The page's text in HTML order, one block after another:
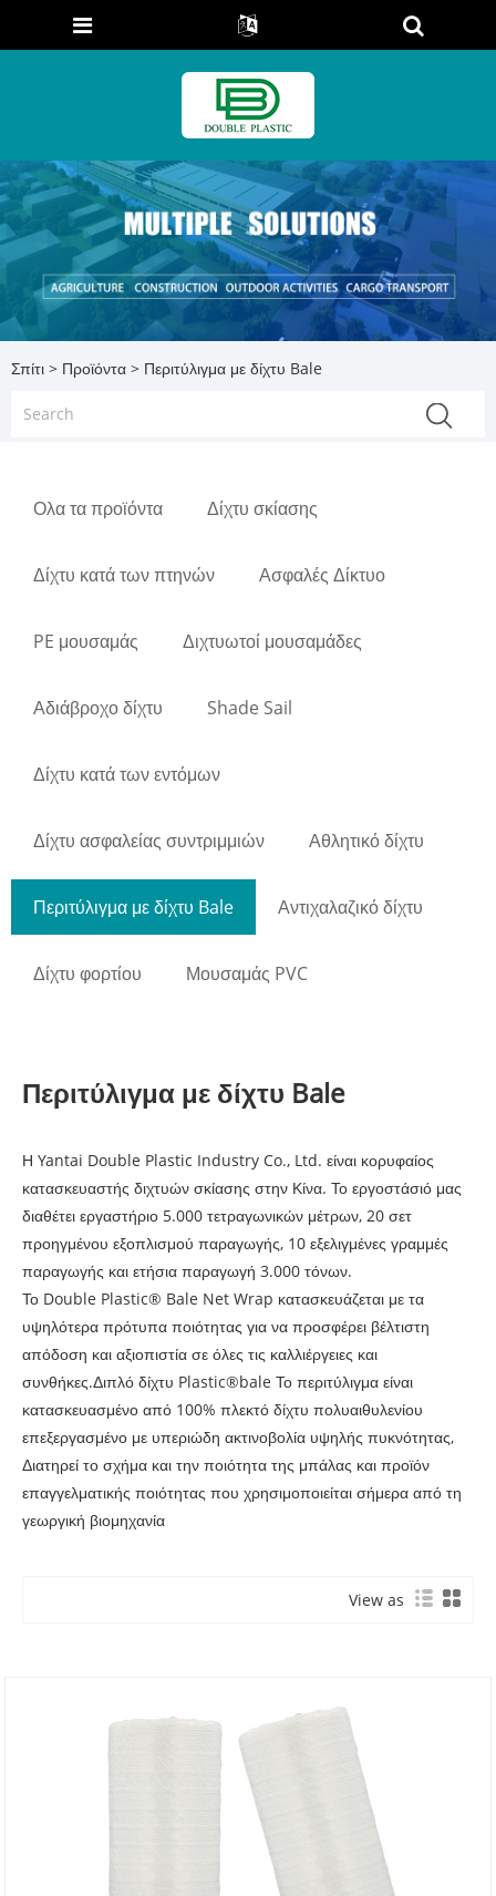
Σπίτι > Προϊόντα > Περιτύλιγμα με δίχτυ Bale
Ολα τα προϊόντα Δίχτυ σκίασης
Δίχτυ κατά των πτηνών Ασφαλές Δίκτυο
PE μουσαμάς Διχτυωτοί μουσαμάδες
Αδιάβροχο δίχτυ Shade Sail
Δίχτυ κατά των εντόμων
Δίχτυ ασφαλείας συντριμμιών Αθλητικό δίχτυ
Περιτύλιγμα με δίχτυ Bale Αντιχαλαζικό δίχτυ
Δίχτυ φορτίου Μουσαμάς PVC
Περιτύλιγμα με δίχτυ Bale
Η Yantai Double Plastic Industry Co., Ltd. είναι κορυφαίος
κατασκευαστής διχτυών σκίασης στην Κίνα. Το εργοστάσιό μας
διαθέτει εργαστήριο 5.000 τετραγωνικών μέτρων, 20 σετ
προηγμένου εξοπλισμού παραγωγής, 10 εξελιγμένες γραμμές
παραγωγής και ετήσια παραγωγή 3.000 τόνων.
Το Double Plastic® Bale Net Wrap κατασκευάζεται με τα
υψηλότερα πρότυπα ποιότητας για να προσφέρει βέλτιστη
απόδοση και αξιοπιστία σε όλες τις καλλιέργειες και
συνθήκες.Διπλό δίχτυ Plastic®bale Το περιτύλιγμα είναι
κατασκευασμένο από 100% πλεκτό δίχτυ πολυαιθυλενίου
επεξεργασμένο με υπεριώδη ακτινοβολία υψηλής πυκνότητας,
Διατηρεί το σχήμα και την ποιότητα της μπάλας και προϊόν
επαγγελματικής ποιότητας που χρησιμοποιείται σήμερα από τη
γεωργική βιομηχανία
View as